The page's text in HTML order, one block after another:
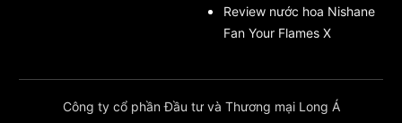
Review nước hoa Nishane
Fan Your Flames X
Công ty cổ phần Đầu tư và Thương mại Long Á